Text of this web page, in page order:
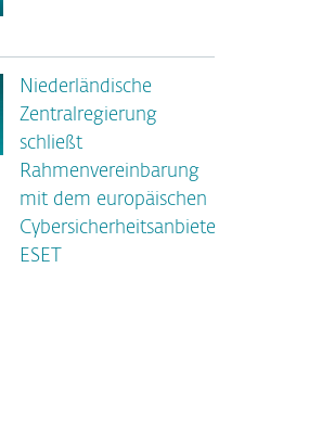
Niederländische
Zentralregierung
schließt
Rahmenvereinbarung
mit dem europäischen
Cybersicherheitsanbieter
ESET